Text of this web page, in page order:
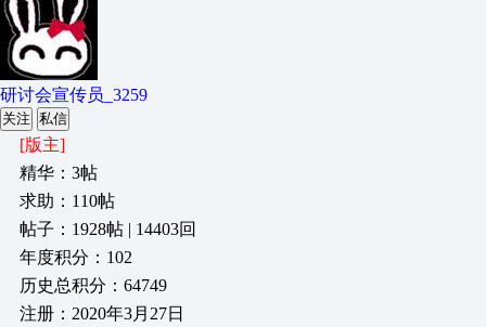
研讨会宣传员_3259
关注 私信
[版主]
精华：3帖
求助：110帖
帖子：1928帖 | 14403回
年度积分：102
历史总积分：64749
注册：2020年3月27日